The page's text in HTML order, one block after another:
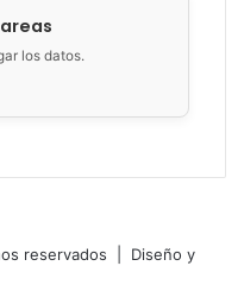
los datos.
reservados | Diseño y